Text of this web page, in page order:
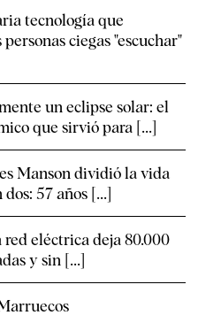
tecnología que
ciegas "escuchar"
un eclipse solar: el
que sirvió para [...]
Manson dividió la vida
57 años [...]
red eléctrica deja 80.000
y sin [...]